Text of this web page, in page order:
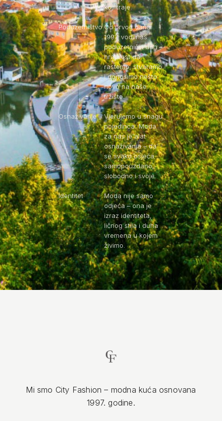
koji traje.
Poduzetništvo Od prvog dana
1997. vodi nas
poduzetnički duh –
hrabrost da
rastemo, stvaramo
i donosimo nešto
novo na naše
tržište.
Osnaživanje
Vjerujemo u snagu
pojedinca. Moda
za nas je alat
osnaživanja – da
se svako osjeća
samopouzdano,
slobodno i svoje.
Identitet
Moda nije samo
odjeća – ona je
izraz identiteta,
ličnog stila i duha
vremena u kojem
živimo.
Mi smo City Fashion – modna kuća osnovana
1997. godine.